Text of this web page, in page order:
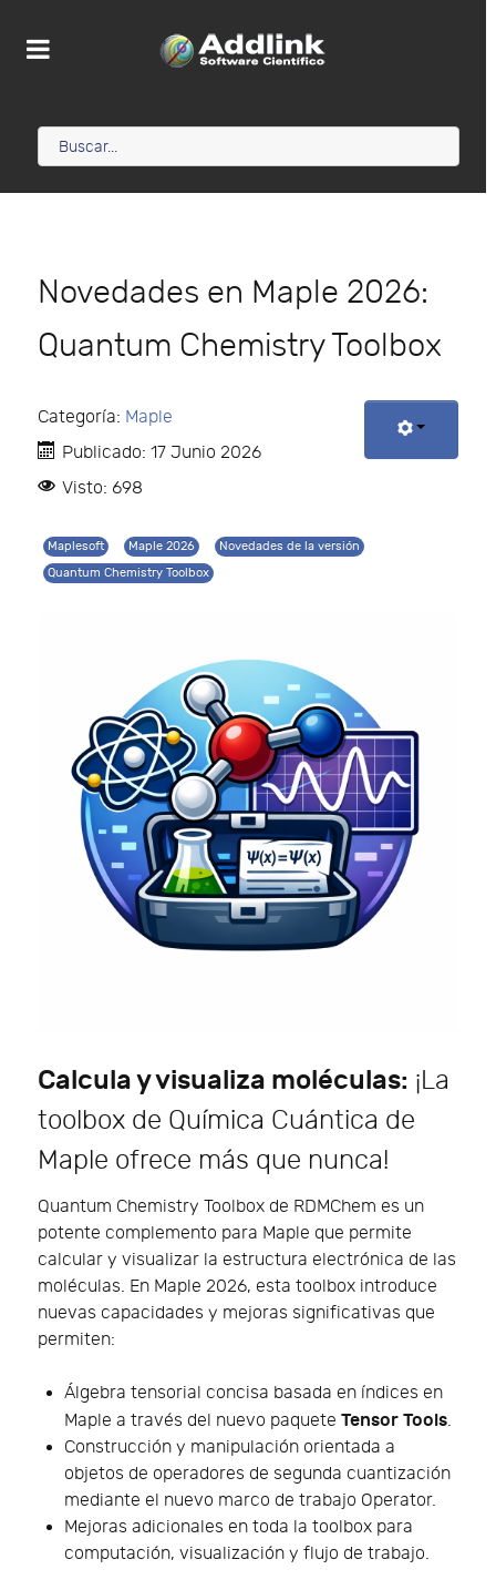
Novedades en Maple 2026:
Quantum Chemistry Toolbox
Categoría: Maple
Publicado: 17 Junio 2026
Visto: 698
Maplesoft Maple 2026
Novedades de la versión
Quantum Chemistry Toolbox
Calcula y visualiza moléculas: ¡La
toolbox de Química Cuántica de
Maple ofrece más que nunca!
Quantum Chemistry Toolbox de RDMChem es un
potente complemento para Maple que permite
calcular y visualizar la estructura electrónica de las
moléculas. En Maple 2026, esta toolbox introduce
nuevas capacidades y mejoras significativas que
permiten:
Álgebra tensorial concisa basada en índices en
Maple a través del nuevo paquete Tensor Tools.
Construcción y manipulación orientada a
objetos de operadores de segunda cuantización
mediante el nuevo marco de trabajo Operator.
Mejoras adicionales en toda la toolbox para
computación, visualización y flujo de trabajo.